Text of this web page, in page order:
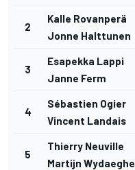
2
Kalle Rovanperä
Jonne Halttunen
3
Esapekka Lappi
Janne Ferm
4
Sébastien Ogier
Vincent Landais
5
Thierry Neuville
Martijn Wydaeghe